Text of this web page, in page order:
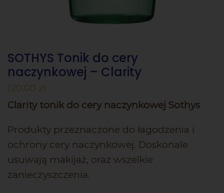
SOTHYS Tonik do cery
naczynkowej – Clarity
120,00 zł
Clarity tonik do cery naczynkowej Sothys
Produkty przeznaczone do łagodzenia i
ochrony cery naczynkowej. Doskonale
usuwają makijaż, oraz wszelkie
zanieczyszczenia.